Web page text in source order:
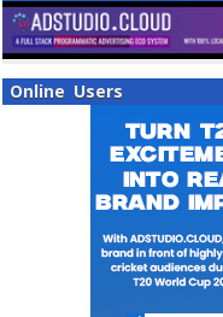
Online Users